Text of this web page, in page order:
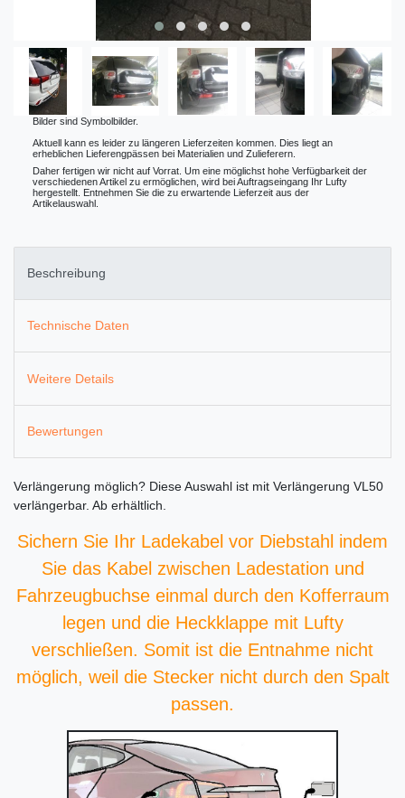
Bilder sind Symbolbilder.
Aktuell kann es leider zu längeren Lieferzeiten kommen. Dies liegt an
erheblichen Lieferengpässen bei Materialien und Zulieferern.
Daher fertigen wir nicht auf Vorrat. Um eine möglichst hohe Verfügbarkeit der
verschiedenen Artikel zu ermöglichen, wird bei Auftragseingang Ihr Lufty
hergestellt. Entnehmen Sie die zu erwartende Lieferzeit aus der
Artikelauswahl.
Beschreibung
Technische Daten
Weitere Details
Bewertungen
Verlängerung möglich? Diese Auswahl ist mit Verlängerung VL50
verlängerbar. Ab erhältlich.
Sichern Sie Ihr Ladekabel vor Diebstahl indem
Sie das Kabel zwischen Ladestation und
Fahrzeugbuchse einmal durch den Kofferraum
legen und die Heckklappe mit Lufty
verschließen. Somit ist die Entnahme nicht
möglich, weil die Stecker nicht durch den Spalt
passen.